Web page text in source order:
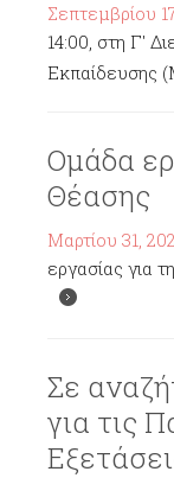
Σεπτεμβρίου
14:00, στη Γ'
Εκπαίδευσης
Ομάδα
Θέασης
Μαρτίου 31,
εργασίας για
Σε
για τις